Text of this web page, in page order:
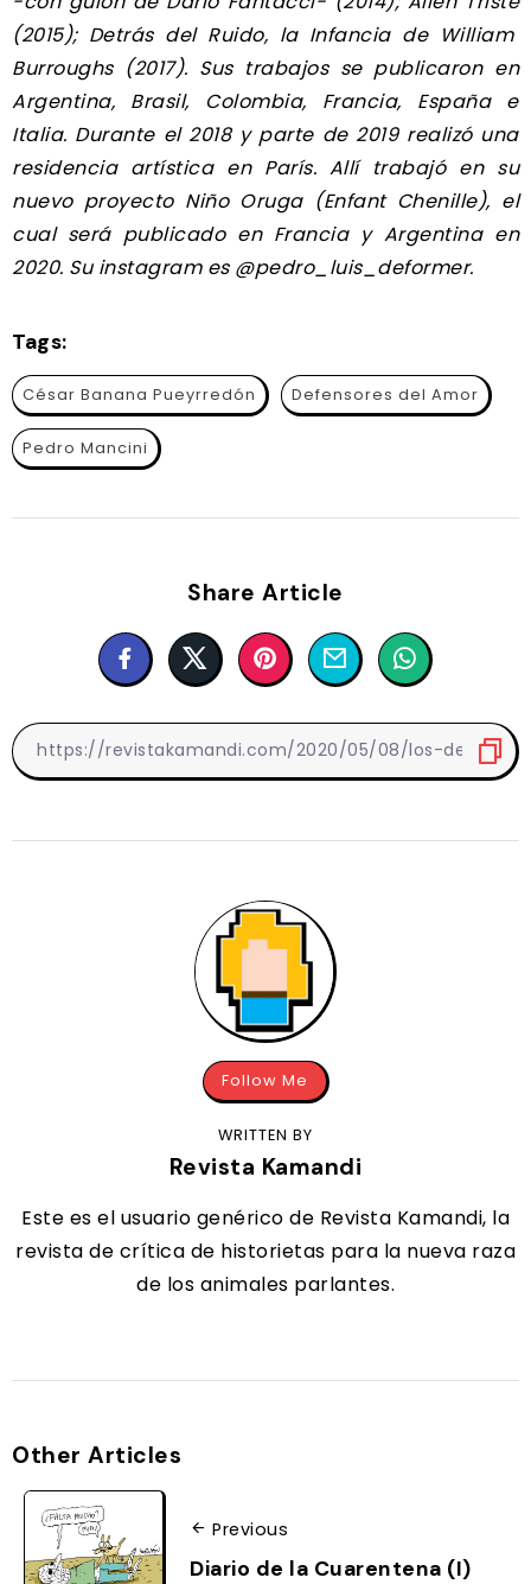
(2015); Detrás del Ruido, la Infancia de William
Burroughs (2017). Sus trabajos se publicaron en
Argentina, Brasil, Colombia, Francia, España e
Italia. Durante el 2018 y parte de 2019 realizó una
residencia artística en París. Allí trabajó en su
nuevo proyecto Niño Oruga (Enfant Chenille), el
cual será publicado en Francia y Argentina en
2020. Su instagram es @pedro_luis_deformer.
Tags:
César Banana Pueyrredón Defensores del Amor
Pedro Mancini
Share Article
Follow Me
WRITTEN BY
Revista Kamandi
Este es el usuario genérico de Revista Kamandi, la
revista de crítica de historietas para la nueva raza
de los animales parlantes.
Other Articles
Previous
Diario de la Cuarentena (I)